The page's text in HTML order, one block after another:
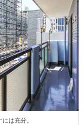
は充分。